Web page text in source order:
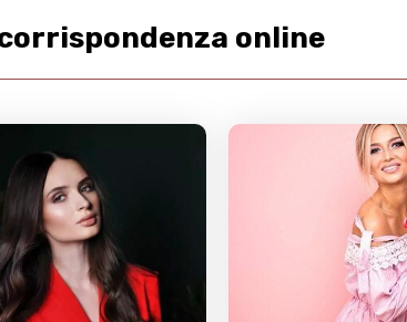
online
ha altre foto!
guardare?
LE FOTO